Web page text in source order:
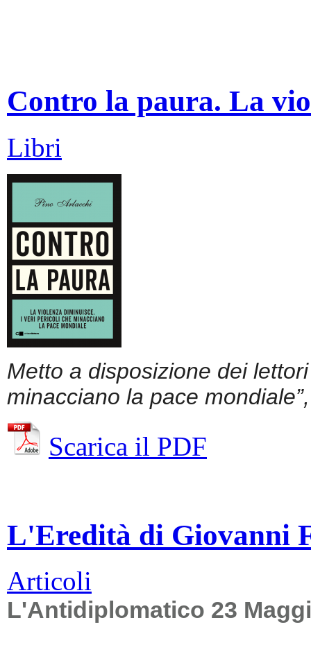
Contro la paura. La
Libri
Metto a disposizione dei
minacciano la pace
Scarica il PDF
L'Eredità di Giovanni
Articoli
L'Antidiplomatico 23